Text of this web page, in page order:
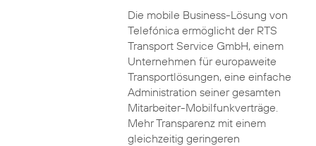
Die mobile Business-Lösung von
Telefónica ermöglicht der RTS
Transport Service GmbH, einem
Unternehmen für europaweite
Transportlösungen, eine einfache
Administration seiner gesamten
Mitarbeiter-Mobilfunkverträge.
Mehr Transparenz mit einem
gleichzeitig geringeren